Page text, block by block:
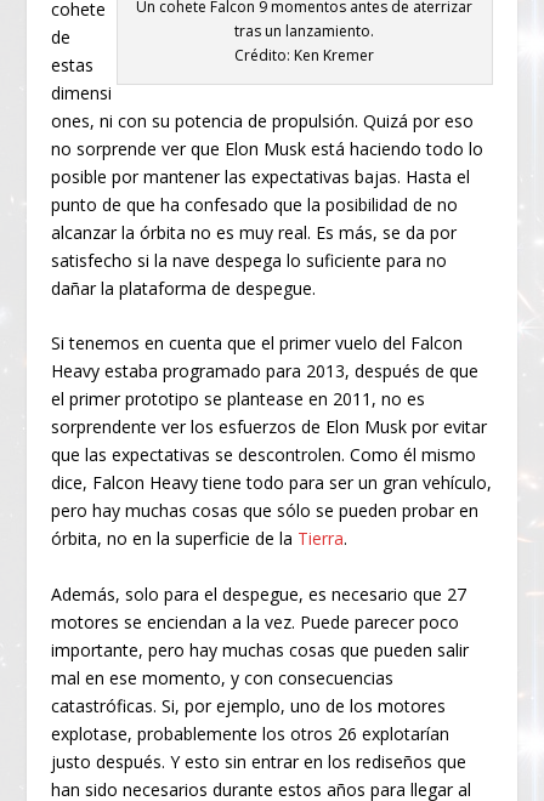
Un cohete Falcon 9 momentos antes de aterrizar
tras un lanzamiento.
Crédito: Ken Kremer
cohete
de
estas
dimensi
ones, ni con su potencia de propulsión. Quizá por eso
no sorprende ver que Elon Musk está haciendo todo lo
posible por mantener las expectativas bajas. Hasta el
punto de que ha confesado que la posibilidad de no
alcanzar la órbita no es muy real. Es más, se da por
satisfecho si la nave despega lo suficiente para no
dañar la plataforma de despegue.
Si tenemos en cuenta que el primer vuelo del Falcon
Heavy estaba programado para 2013, después de que
el primer prototipo se plantease en 2011, no es
sorprendente ver los esfuerzos de Elon Musk por evitar
que las expectativas se descontrolen. Como él mismo
dice, Falcon Heavy tiene todo para ser un gran vehículo,
pero hay muchas cosas que sólo se pueden probar en
órbita, no en la superficie de la Tierra.
Además, solo para el despegue, es necesario que 27
motores se enciendan a la vez. Puede parecer poco
importante, pero hay muchas cosas que pueden salir
mal en ese momento, y con consecuencias
catastróficas. Si, por ejemplo, uno de los motores
explotase, probablemente los otros 26 explotarían
justo después. Y esto sin entrar en los rediseños que
han sido necesarios durante estos años para llegar al